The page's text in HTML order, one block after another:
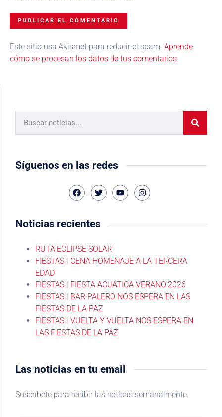
Este sitio usa Akismet para reducir el spam. Aprende
cómo se procesan los datos de tus comentarios.
Síguenos en las redes
Noticias recientes
RUTA ECLIPSE SOLAR
FIESTAS | CENA HOMENAJE A LA TERCERA
EDAD
FIESTAS | FIESTA ACUÁTICA VERANO 2026
FIESTAS | BAR PALERO NOS ESPERA EN LAS
FIESTAS DE LA PAZ
FIESTAS | VUELTA Y VUELTA NOS ESPERA EN
LAS FIESTAS DE LA PAZ
Las noticias en tu email
Suscríbete para recibir las noticas semanalmente.